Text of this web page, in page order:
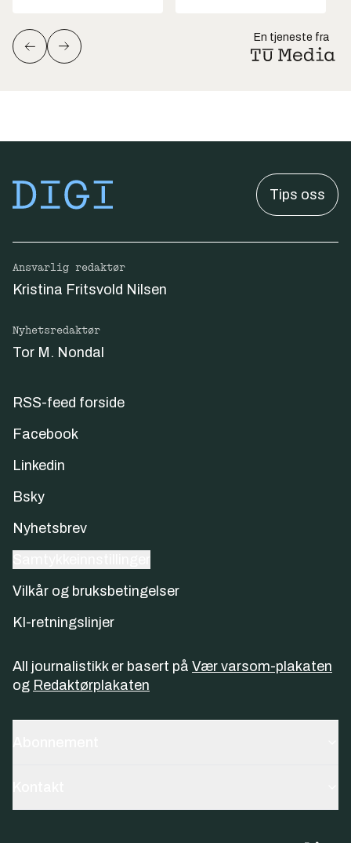
En tjeneste fra
Tips oss
Ansvarlig redaktør
Kristina Fritsvold Nilsen
Nyhetsredaktør
Tor M. Nondal
RSS-feed forside
Facebook
Linkedin
Bsky
Nyhetsbrev
Vilkår og bruksbetingelser
KI-retningslinjer
All journalistikk er basert på Vær varsom-plakaten
og Redaktørplakaten